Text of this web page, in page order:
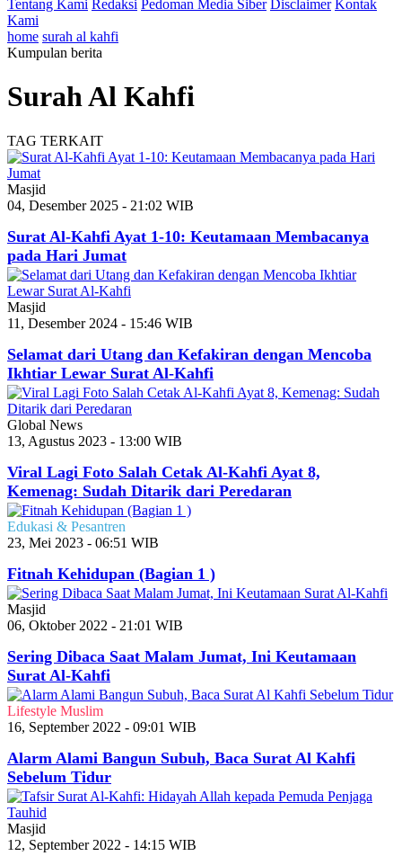
Tentang Kami Redaksi Pedoman Media Siber Disclaimer Kontak
Kami
home surah al kahfi
Kumpulan berita
Surah Al Kahfi
TAG TERKAIT
Masjid
04, Desember 2025 - 21:02 WIB
Surat Al-Kahfi Ayat 1-10: Keutamaan Membacanya
pada Hari Jumat
Masjid
11, Desember 2024 - 15:46 WIB
Selamat dari Utang dan Kefakiran dengan Mencoba
Ikhtiar Lewar Surat Al-Kahfi
Global News
13, Agustus 2023 - 13:00 WIB
Viral Lagi Foto Salah Cetak Al-Kahfi Ayat 8,
Kemenag: Sudah Ditarik dari Peredaran
Edukasi & Pesantren
23, Mei 2023 - 06:51 WIB
Fitnah Kehidupan (Bagian 1 )
Masjid
06, Oktober 2022 - 21:01 WIB
Sering Dibaca Saat Malam Jumat, Ini Keutamaan
Surat Al-Kahfi
Lifestyle Muslim
16, September 2022 - 09:01 WIB
Alarm Alami Bangun Subuh, Baca Surat Al Kahfi
Sebelum Tidur
Masjid
12, September 2022 - 14:15 WIB